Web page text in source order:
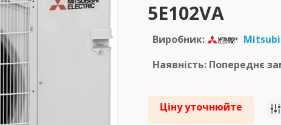
5E102VA
Виробник:
Наявність: Попереднє
Ціну уточнюйте